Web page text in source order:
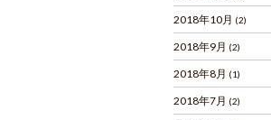
2018年10月 (2)
2018年9月 (2)
2018年8月 (1)
2018年7月 (2)